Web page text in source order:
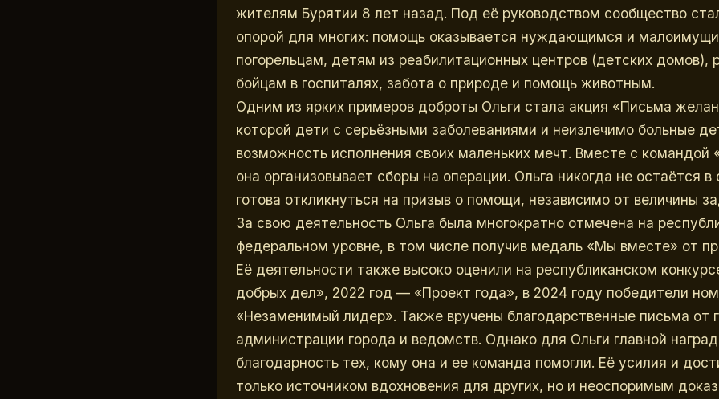
жителям Бурятии 8 лет назад. Под её руководством сообщество
опорой для многих: помощь оказывается нуждающимся и
погорельцам, детям из реабилитационных центров (детских домов),
бойцам в госпиталях, забота о природе и помощь животным.
Одним из ярких примеров доброты Ольги стала акция «Письма
которой дети с серьёзными заболеваниями и неизлечимо больные
возможность исполнения своих маленьких мечт. Вместе с командой
она организовывает сборы на операции. Ольга никогда не остаётся в
готова откликнуться на призыв о помощи, независимо от величины
За свою деятельность Ольга была многократно отмечена на
федеральном уровне, в том числе получив медаль «Мы вместе» от
Её деятельности также высоко оценили на республиканском
добрых дел», 2022 год — «Проект года», в 2024 году победители
«Незаменимый лидер». Также вручены благодарственные письма от
администрации города и ведомств. Однако для Ольги главной
благодарность тех, кому она и ее команда помогли. Её усилия и
только источником вдохновения для других, но и неоспоримым